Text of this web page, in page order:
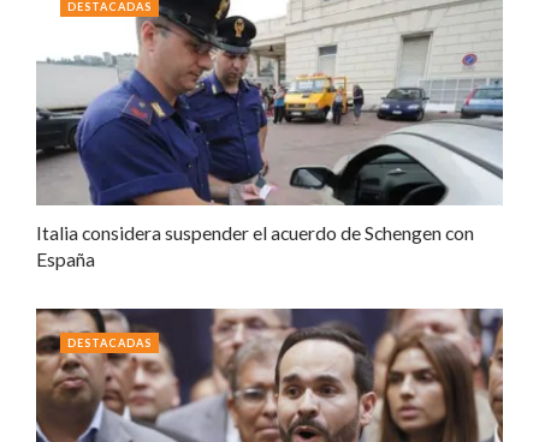
Italia considera suspender el acuerdo de Schengen con
España
DESTACADAS
DESTACADAS